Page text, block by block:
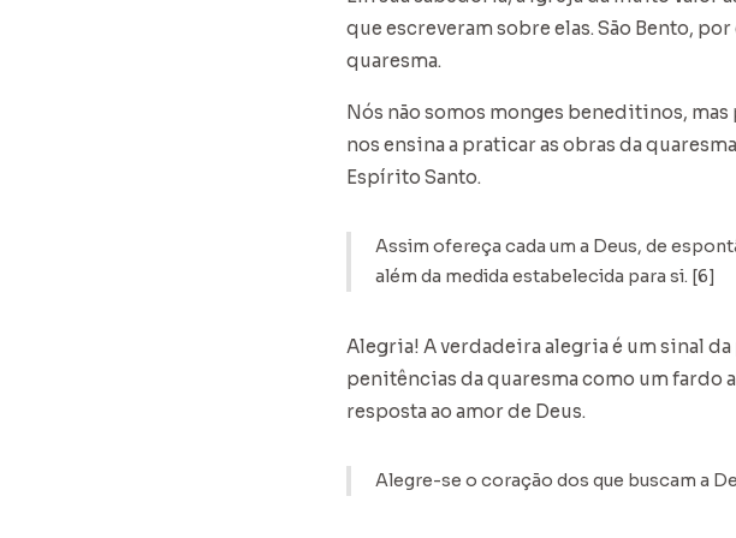
que escreveram sobre elas. São Bento,
quaresma.
Nós não somos monges beneditinos,
nos ensina a praticar as obras da
Espírito Santo.
Assim ofereça cada um a Deus, de
além da medida estabelecida para si. [6]
Alegria! A verdadeira alegria é um sinal
penitências da quaresma como um fardo
resposta ao amor de Deus.
Alegre-se o coração dos que buscam a